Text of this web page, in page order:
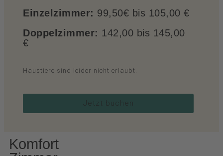
Einzelzimmer: 99,50€ bis 105,00 €
Doppelzimmer: 142,00 bis 145,00
€
Haustiere sind leider nicht erlaubt.
Jetzt buchen
Komfort